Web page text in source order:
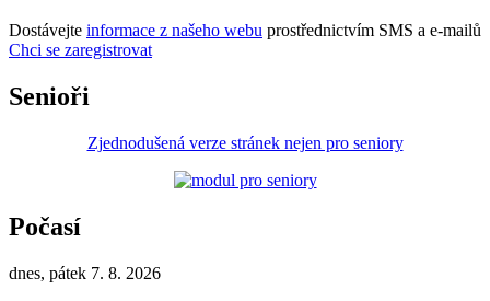
Dostávejte informace z našeho webu prostřednictvím SMS a e-mailů
Chci se zaregistrovat
Senioři
Zjednodušená verze stránek nejen pro seniory
Počasí
dnes, pátek 7. 8. 2026